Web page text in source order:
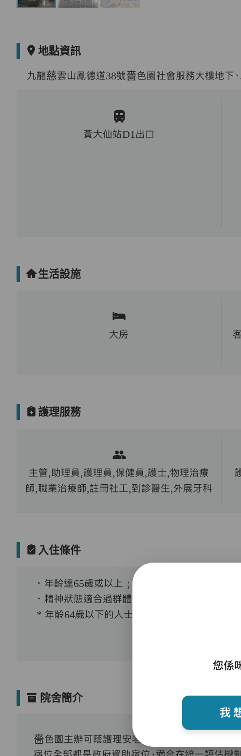
地點資訊
九龍慈雲山鳳德道38號嗇色園社會服務大樓地下
黃大仙站D1出口
生活設施
大房
護理服務
主管,助理員,護理員,保健員,護士,物理治療
師,職業治療師,註冊社工,到診醫生,外展牙科
入住條件
．年齡達65歲或以上﹔
．精神狀態適合過群體生活。
* 年齡64歲以下的人士﹐需要經證實有需要接受
院舍簡介
嗇色園主辦可蔭護理安老院屬於政府津助院舍
宿位全部都是政府資助宿位，適合在統一評估機
您係
我